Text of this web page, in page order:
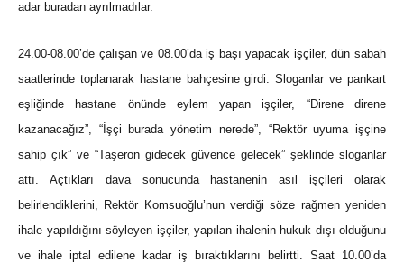
adar buradan ayrılmadılar.
24.00-08.00’de çalışan ve 08.00’da iş başı yapacak işçiler, dün sabah
saatlerinde toplanarak hastane bahçesine girdi. Sloganlar ve pankart
eşliğinde hastane önünde eylem yapan işçiler, “Direne direne
kazanacağız”, “İşçi burada yönetim nerede”, “Rektör uyuma işçine
sahip çık” ve “Taşeron gidecek güvence gelecek” şeklinde sloganlar
attı. Açtıkları dava sonucunda hastanenin asıl işçileri olarak
belirlendiklerini, Rektör Komsuoğlu’nun verdiği söze rağmen yeniden
ihale yapıldığını söyleyen işçiler, yapılan ihalenin hukuk dışı olduğunu
ve ihale iptal edilene kadar iş bıraktıklarını belirtti. Saat 10.00’da